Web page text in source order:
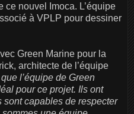
ce nouvel Imoca. L’équipe
à VPLP pour dessiner
Green Marine pour la
architecte de l’équipe
l’équipe de Green
pour ce projet. Ils ont
sont capables de respecter